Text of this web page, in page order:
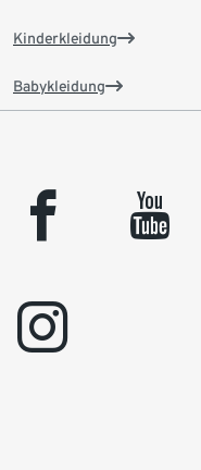
Kinderkleidung
Babykleidung
facebook youtube
instagram